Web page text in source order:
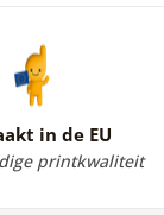
in de EU
printkwaliteit